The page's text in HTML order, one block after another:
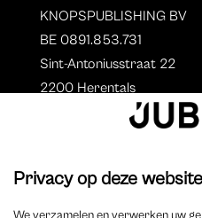
KNOPSPUBLISHING BV
BE 0891.853.731
Sint-Antoniusstraat 22
2200 Herentals
Auteurs